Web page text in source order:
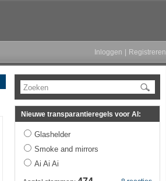
Inloggen Registreren
Zoeken
Nieuwe transparantieregels voor AI:
Glashelder
Smoke and mirrors
Ai Ai Ai